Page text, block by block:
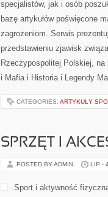
specjalistów, jak i osób
bazę artykułów poświęcone
zagrożeniom. Serwis
przedstawieniu zjawisk
Rzeczypospolitej Polskiej,
i Mafia i Historia i Legendy
CATEGORIES: ARTYKUŁY
SPRZĘT I
POSTED BY ADMIN LIP -
Sport i aktywność